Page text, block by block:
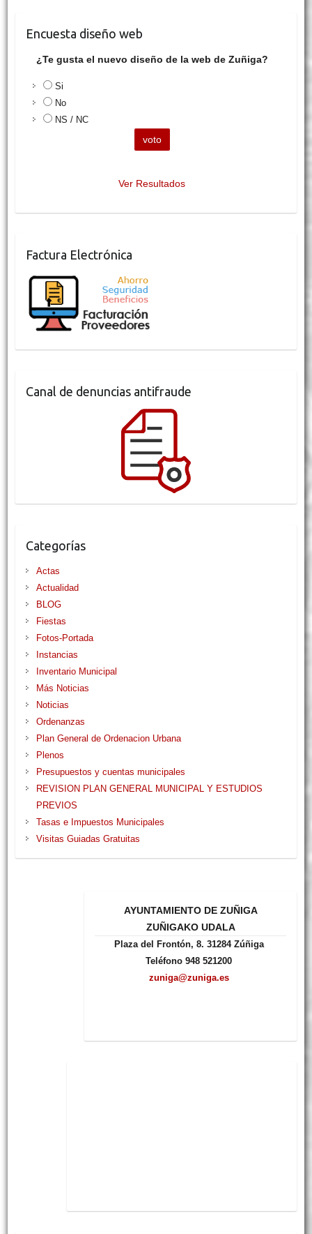
Encuesta diseño web
¿Te gusta el nuevo diseño de la web de Zuñiga?
Si
No
NS / NC
Ver Resultados
Factura Electrónica
Canal de denuncias antifraude
Categorías
Actas
Actualidad
BLOG
Fiestas
Fotos-Portada
Instancias
Inventario Municipal
Más Noticias
Noticias
Ordenanzas
Plan General de Ordenacion Urbana
Plenos
Presupuestos y cuentas municipales
REVISION PLAN GENERAL MUNICIPAL Y ESTUDIOS
PREVIOS
Tasas e Impuestos Municipales
Visitas Guiadas Gratuitas
AYUNTAMIENTO DE ZUÑIGA
ZUÑIGAKO UDALA
Plaza del Frontón, 8. 31284 Zúñiga
Teléfono 948 521200
zuniga@zuniga.es